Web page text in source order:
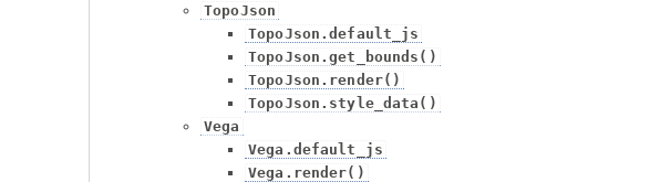
TopoJson
TopoJson.default_js
TopoJson.get_bounds()
TopoJson.render()
TopoJson.style_data()
Vega
Vega.default_js
Vega.render()